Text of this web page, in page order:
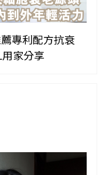
專利配方抗衰
家分享